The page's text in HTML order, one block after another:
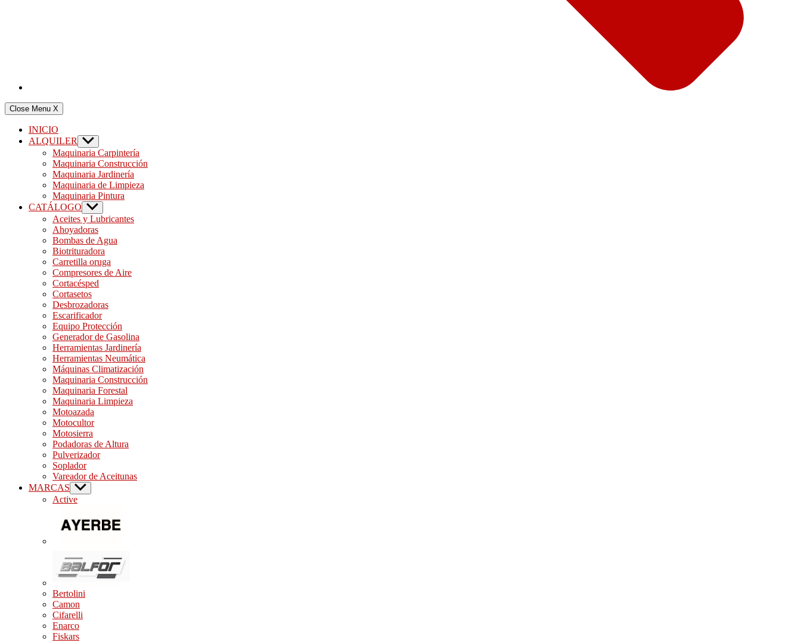
Close Menu X
INICIO
ALQUILER
Show
sub
menu
Maquinaria Carpintería
Maquinaria Construcción
Maquinaria Jardinería
Maquinaria de Limpieza
Maquinaria Pintura
CATÁLOGO Show
sub
menu
Aceites y Lubricantes
Ahoyadoras
Bombas de Agua
Biotrituradora
Carretilla oruga
Compresores de Aire
Cortacésped
Cortasetos
Desbrozadoras
Escarificador
Equipo Protección
Generador de Gasolina
Herramientas Jardinería
Herramientas Neumática
Máquinas Climatización
Maquinaria Construcción
Maquinaria Forestal
Maquinaria Limpieza
Motoazada
Motocultor
Motosierra
Podadoras de Altura
Pulverizador
Soplador
Vareador de Aceitunas
MARCAS Show
sub
menu
Active
Bertolini
Camon
Cifarelli
Enarco
Fiskars